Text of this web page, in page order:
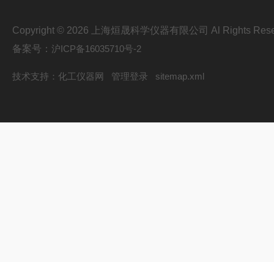
Copyright © 2026 上海烜晟科学仪器有限公司 Al Rights
备案号： 沪ICP备16035710号-2
技术支持： 化工仪器网 管理登录 sitemap.xml